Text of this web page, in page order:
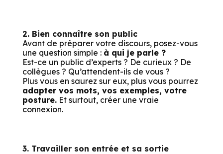
2. Bien connaître son public
Avant de préparer votre discours, posez-vous
une question simple : à qui je parle ?
Est-ce un public d’experts ? De curieux ? De
collègues ? Qu’attendent-ils de vous ?
Plus vous en saurez sur eux, plus vous pourrez
adapter vos mots, vos exemples, votre
posture.Et surtout, créer une vraie
connexion.
3. Travailler son entrée et sa sortie